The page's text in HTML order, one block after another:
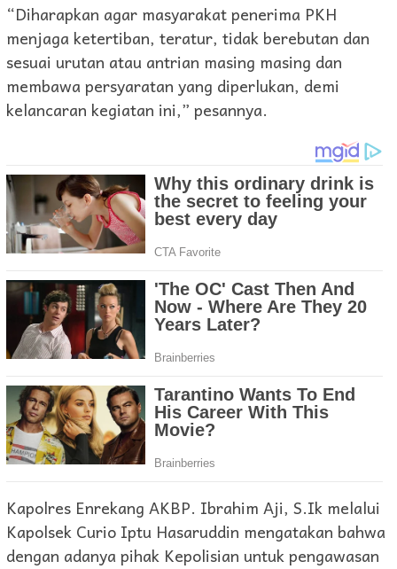
“Diharapkan agar masyarakat penerima PKH
menjaga ketertiban, teratur, tidak berebutan dan
sesuai urutan atau antrian masing masing dan
membawa persyaratan yang diperlukan, demi
kelancaran kegiatan ini,” pesannya.
Kapolres Enrekang AKBP. Ibrahim Aji, S.Ik melalui
Kapolsek Curio Iptu Hasaruddin mengatakan bahwa
dengan adanya pihak Kepolisian untuk pengawasan